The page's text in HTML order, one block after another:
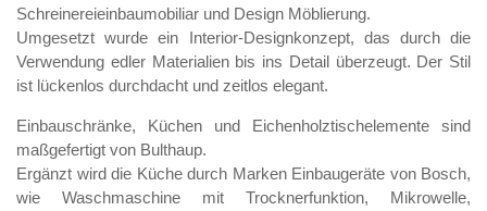
Foto: (c) Lara Freiburger
Schreinereieinbaumobiliar und Design Möblierung.
Umgesetzt wurde ein Interior-Designkonzept, das durch die
Verwendung edler Materialien bis ins Detail überzeugt. Der Stil
ist lückenlos durchdacht und zeitlos elegant.
Einbauschränke, Küchen und Eichenholztischelemente sind
maßgefertigt von Bulthaup.
Ergänzt wird die Küche durch Marken Einbaugeräte von Bosch,
wie Waschmaschine mit Trocknerfunktion, Mikrowelle,